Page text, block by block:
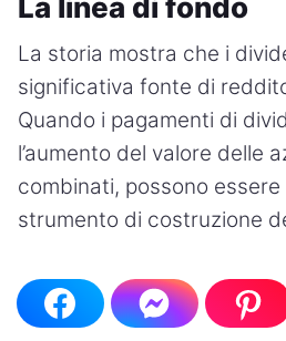
La storia mostra che i
significativa fonte di
Quando i pagamenti di
l’aumento del valore delle
combinati, possono
strumento di costruzione